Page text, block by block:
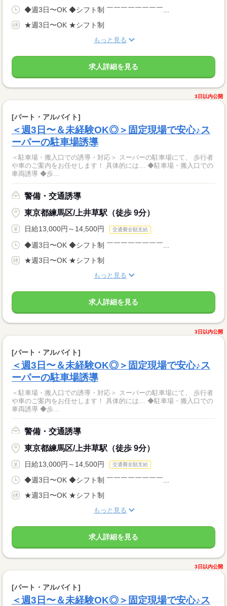
◆週3日〜OK ◆シフト制 ￣￣￣￣￣￣￣￣...
★週3日〜OK ★シフト制
もっと見る
求人詳細を見る
3日以内公開
[パート・アルバイト]
＜週3日〜＆未経験OK◎＞固定現場で安心♪ス
ーパーの駐車場誘導
＜駐車場・搬入口での誘導・対応＞ スーパーの駐車場にて、 歩行者
や車のご案内をお任せします！ 具体的には… ◆駐車場・搬入口での
車両誘導 ◆歩...
警備・交通誘導
東京都練馬区/上井草駅（徒歩 9分）
日給13,000円～14,500円 交通費全額支給
◆週3日〜OK ◆シフト制 ￣￣￣￣￣￣￣￣...
★週3日〜OK ★シフト制
もっと見る
求人詳細を見る
3日以内公開
[パート・アルバイト]
＜週3日〜＆未経験OK◎＞固定現場で安心♪ス
ーパーの駐車場誘導
＜駐車場・搬入口での誘導・対応＞ スーパーの駐車場にて、 歩行者
や車のご案内をお任せします！ 具体的には… ◆駐車場・搬入口での
車両誘導 ◆歩...
警備・交通誘導
東京都練馬区/上井草駅（徒歩 9分）
日給13,000円～14,500円 交通費全額支給
◆週3日〜OK ◆シフト制 ￣￣￣￣￣￣￣￣...
★週3日〜OK ★シフト制
もっと見る
求人詳細を見る
3日以内公開
[パート・アルバイト]
＜週3日〜＆未経験OK◎＞固定現場で安心♪ス